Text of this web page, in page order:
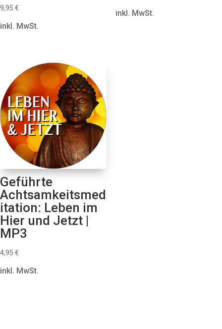
9,95 €
inkl. MwSt.
inkl. MwSt.
Geführte
Achtsamkeitsmed
itation: Leben im
Hier und Jetzt |
MP3
4,95 €
inkl. MwSt.